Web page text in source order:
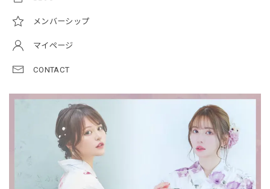
メンバーシップ
マイページ
CONTACT